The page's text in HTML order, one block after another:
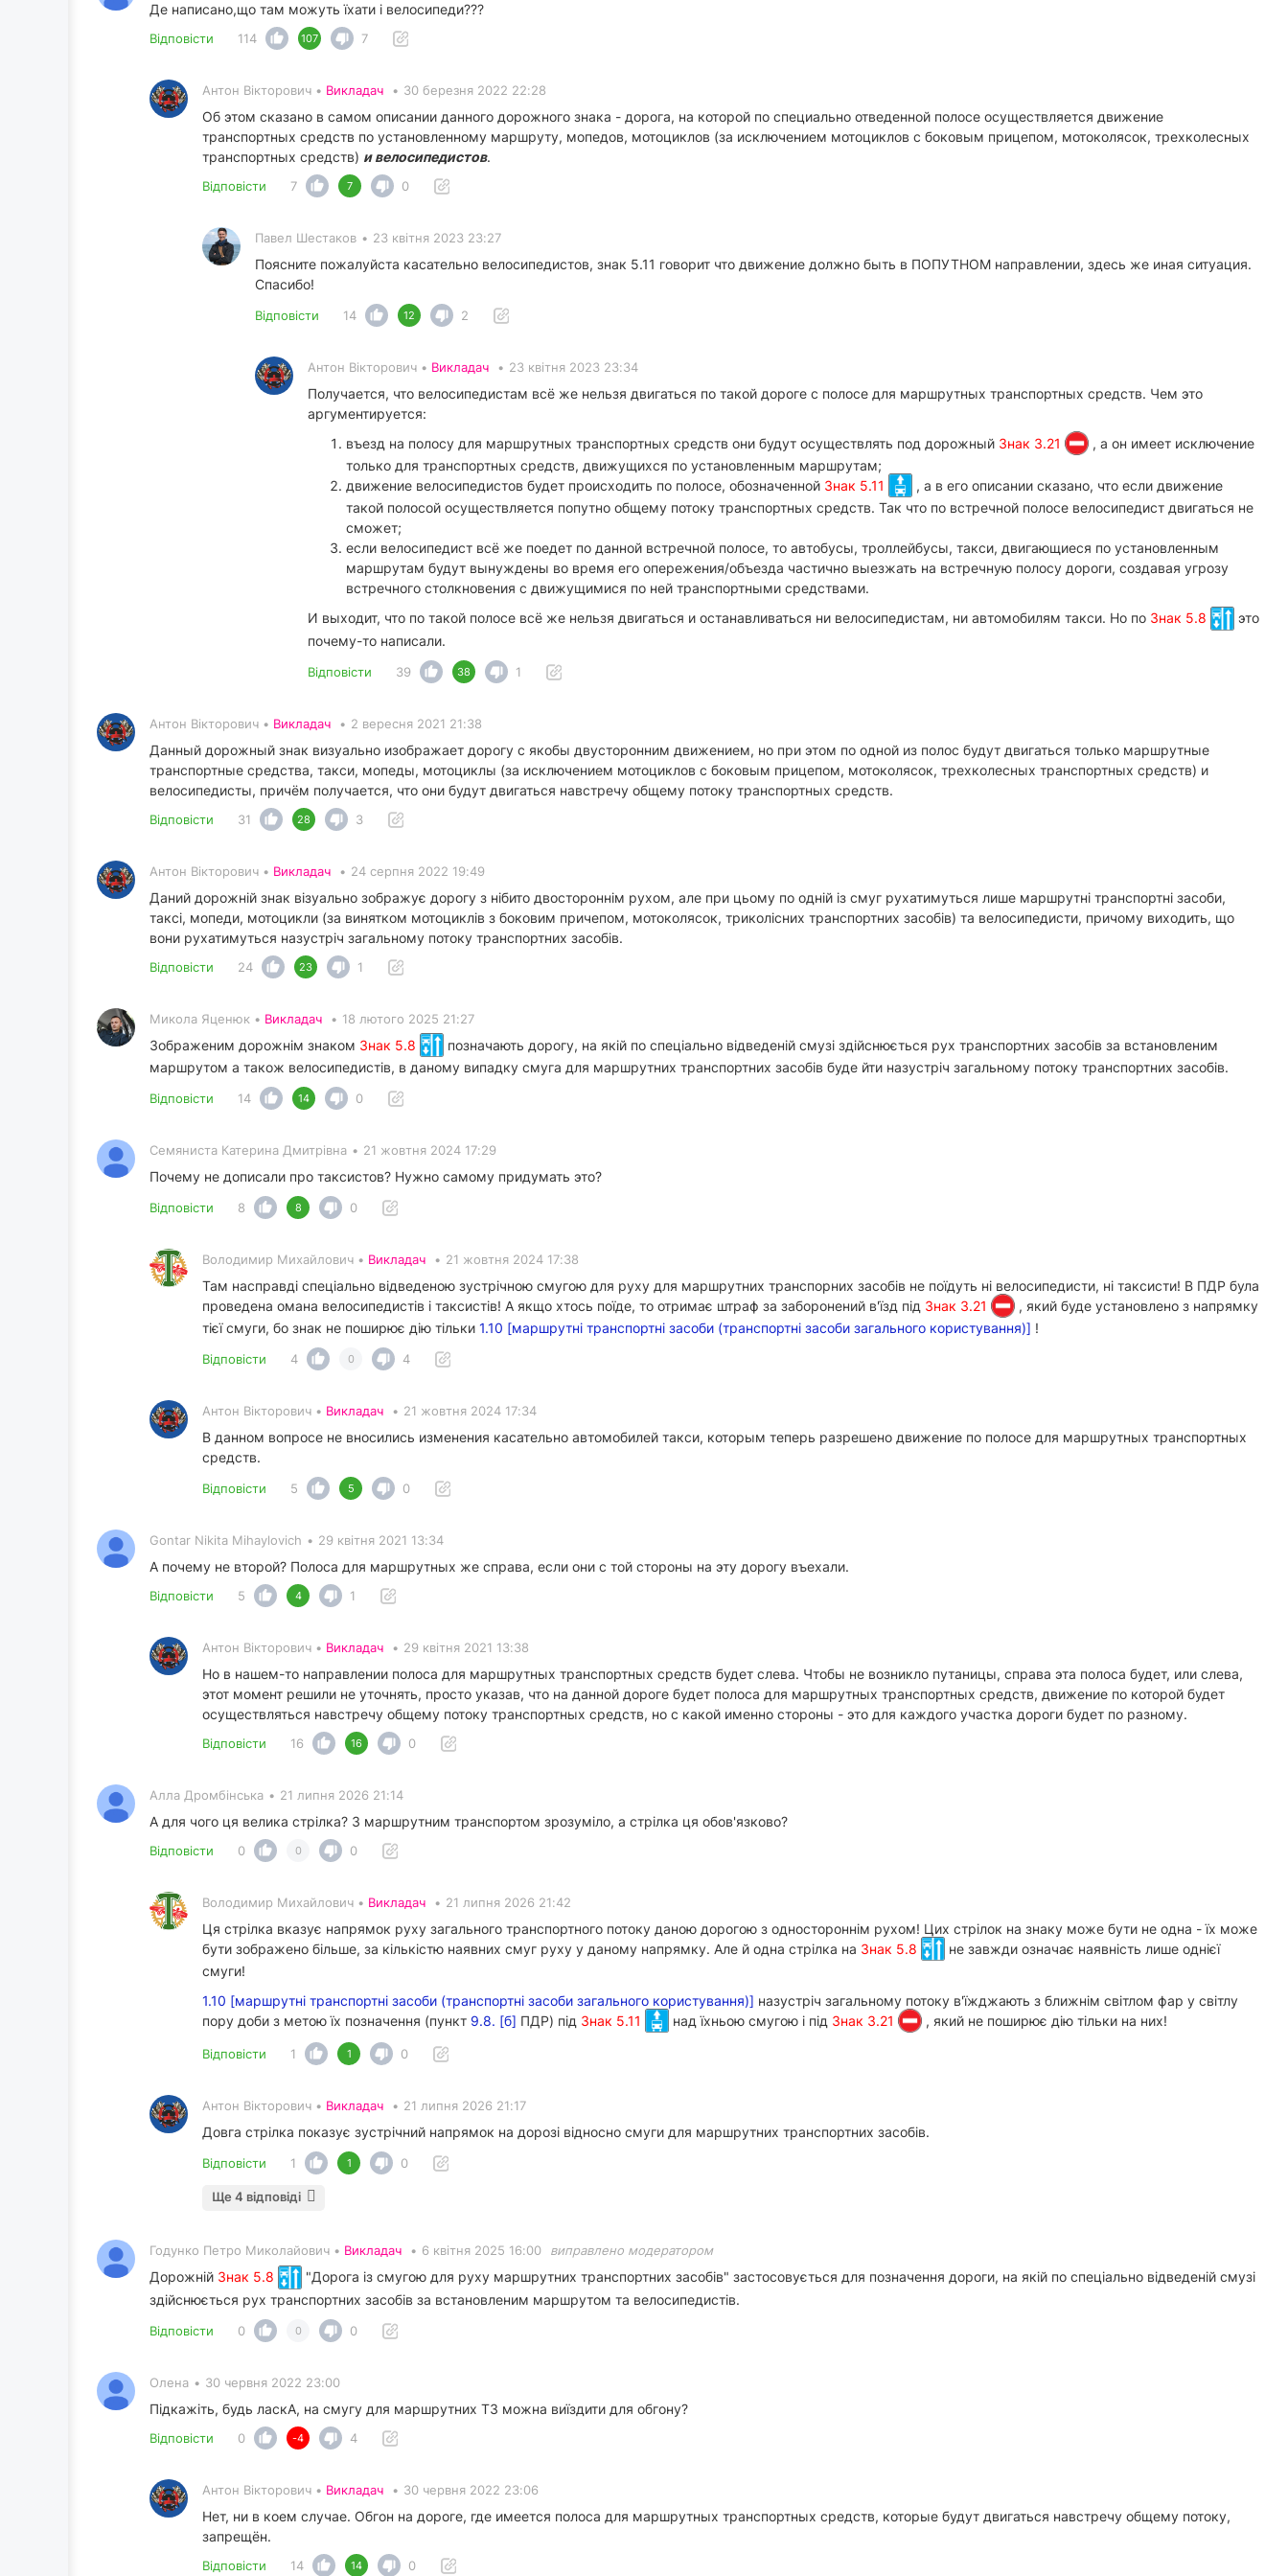
Де написано,що там можуть їхати і велосипеди???
Відповісти 114 107 7
Антон Вікторович • Викладач • 30 березня 2022 22:28
Об этом сказано в самом описании данного дорожного знака - дорога, на которой по специально отведенной полосе осуществляется движение
транспортных средств по установленному маршруту, мопедов, мотоциклов (за исключением мотоциклов с боковым прицепом, мотоколясок, трехколесных
транспортных средств) и велосипедистов.
Відповісти 7 7 0
Павел Шестаков • 23 квітня 2023 23:27
Поясните пожалуйста касательно велосипедистов, знак 5.11 говорит что движение должно быть в ПОПУТНОМ направлении, здесь же иная ситуация.
Спасибо!
Відповісти 14 12 2
Антон Вікторович • Викладач • 23 квітня 2023 23:34
Получается, что велосипедистам всё же нельзя двигаться по такой дороге с полосе для маршрутных транспортных средств. Чем это
аргументируется:
въезд на полосу для маршрутных транспортных средств они будут осуществлять под дорожный Знак 3.21
, а он имеет исключение
только для транспортных средств, движущихся по установленным маршрутам;
движение велосипедистов будет происходить по полосе, обозначенной Знак 5.11
, а в его описании сказано, что если движение
такой полосой осуществляется попутно общему потоку транспортных средств. Так что по встречной полосе велосипедист двигаться не
сможет;
если велосипедист всё же поедет по данной встречной полосе, то автобусы, троллейбусы, такси, двигающиеся по установленным
маршрутам будут вынуждены во время его опережения/объезда частично выезжать на встречную полосу дороги, создавая угрозу
встречного столкновения с движущимися по ней транспортными средствами.
И выходит, что по такой полосе всё же нельзя двигаться и останавливаться ни велосипедистам, ни автомобилям такси. Но по Знак 5.8
это
почему-то написали.
Відповісти 39 38 1
Антон Вікторович • Викладач • 2 вересня 2021 21:38
Данный дорожный знак визуально изображает дорогу с якобы двусторонним движением, но при этом по одной из полос будут двигаться только маршрутные
транспортные средства, такси, мопеды, мотоциклы (за исключением мотоциклов с боковым прицепом, мотоколясок, трехколесных транспортных средств) и
велосипедисты, причём получается, что они будут двигаться навстречу общему потоку транспортных средств.
Відповісти 31 28 3
Антон Вікторович • Викладач • 24 серпня 2022 19:49
Даний дорожній знак візуально зображує дорогу з нібито двостороннім рухом, але при цьому по одній із смуг рухатимуться лише маршрутні транспортні засоби,
таксі, мопеди, мотоцикли (за винятком мотоциклів з боковим причепом, мотоколясок, триколісних транспортних засобів) та велосипедисти, причому виходить, що
вони рухатимуться назустріч загальному потоку транспортних засобів.
Відповісти 24 23 1
Микола Яценюк • Викладач • 18 лютого 2025 21:27
Зображеним дорожнім знаком Знак 5.8
позначають дорогу, на якій по спеціально відведеній смузі здійснюється рух транспортних засобів за встановленим
маршрутом а також велосипедистів, в даному випадку смуга для маршрутних транспортних засобів буде йти назустріч загальному потоку транспортних засобів.
Відповісти 14 14 0
Семяниста Катерина Дмитрівна • 21 жовтня 2024 17:29
Почему не дописали про таксистов? Нужно самому придумать это?
Відповісти 8 8 0
Володимир Михайлович • Викладач • 21 жовтня 2024 17:38
Там насправді спеціально відведеною зустрічною смугою для руху для маршрутних транспорних засобів не поїдуть ні велосипедисти, ні таксисти! В ПДР була
проведена омана велосипедистів і таксистів! А якщо хтось поїде, то отримає штраф за заборонений в'їзд під Знак 3.21
, який буде установлено з напрямку
тієї смуги, бо знак не поширює дію тільки 1.10 [маршрутні транспортні засоби (транспортні засоби загального користування)] !
Відповісти 4 0 4
Антон Вікторович • Викладач • 21 жовтня 2024 17:34
В данном вопросе не вносились изменения касательно автомобилей такси, которым теперь разрешено движение по полосе для маршрутных транспортных
средств.
Відповісти 5 5 0
Gontar Nikita Mihaylovich • 29 квітня 2021 13:34
А почему не второй? Полоса для маршрутных же справа, если они с той стороны на эту дорогу въехали.
Відповісти 5 4 1
Антон Вікторович • Викладач • 29 квітня 2021 13:38
Но в нашем-то направлении полоса для маршрутных транспортных средств будет слева. Чтобы не возникло путаницы, справа эта полоса будет, или слева,
этот момент решили не уточнять, просто указав, что на данной дороге будет полоса для маршрутных транспортных средств, движение по которой будет
осуществляться навстречу общему потоку транспортных средств, но с какой именно стороны - это для каждого участка дороги будет по разному.
Відповісти 16 16 0
Алла Дромбінська • 21 липня 2026 21:14
А для чого ця велика стрілка? З маршрутним транспортом зрозуміло, а стрілка ця обов'язково?
Відповісти 0 0 0
Володимир Михайлович • Викладач • 21 липня 2026 21:42
Ця стрілка вказує напрямок руху загального транспортного потоку даною дорогою з одностороннім рухом! Цих стрілок на знаку може бути не одна - їх може
бути зображено більше, за кількістю наявних смуг руху у даному напрямку. Але й одна стрілка на Знак 5.8
не завжди означає наявність лише однієї
смуги!
1.10 [маршрутні транспортні засоби (транспортні засоби загального користування)] назустріч загальному потоку в'їжджають з ближнім світлом фар у світлу
пору доби з метою їх позначення (пункт 9.8. [б] ПДР) під Знак 5.11 над їхньою смугою і під Знак 3.21 , який не поширює дію тільки на них!
Відповісти 1 1 0
Антон Вікторович • Викладач • 21 липня 2026 21:17
Довга стрілка показує зустрічний напрямок на дорозі відносно смуги для маршрутних транспортних засобів.
Відповісти 1 1 0
Ще 4 відповіді
Годунко Петро Миколайович • Викладач • 6 квітня 2025 16:00 виправлено модератором
Дорожній Знак 5.8
"Дорога із смугою для руху маршрутних транспортних засобів" застосовується для позначення дороги, на якій по спеціально відведеній смузі
здійснюється рух транспортних засобів за встановленим маршрутом та велосипедистів.
Відповісти 0 0 0
Олена • 30 червня 2022 23:00
Підкажіть, будь ласкА, на смугу для маршрутних ТЗ можна виїздити для обгону?
Відповісти 0 -4 4
Антон Вікторович • Викладач • 30 червня 2022 23:06
Нет, ни в коем случае. Обгон на дороге, где имеется полоса для маршрутных транспортных средств, которые будут двигаться навстречу общему потоку,
запрещён.
Відповісти 14 14 0